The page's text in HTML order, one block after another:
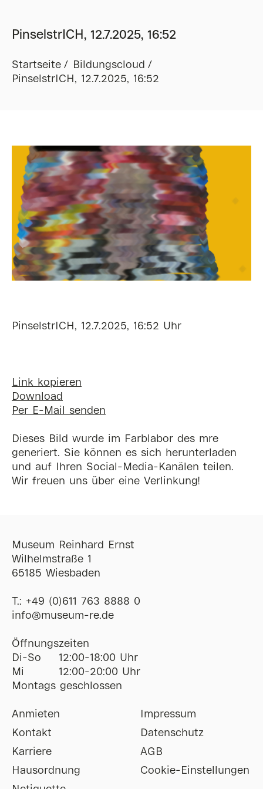
PinselstrICH, 12.7.2025, 16:52
Startseite
Bildungscloud
PinselstrICH, 12.7.2025, 16:52
PinselstrICH, 12.7.2025, 16:52 Uhr
Link kopieren
Download
Per E-Mail senden
Dieses Bild wurde im Farblabor des mre
generiert. Sie können es sich herunterladen
und auf Ihren Social-Media-Kanälen teilen.
Wir freuen uns über eine Verlinkung!
Museum Reinhard Ernst
Wilhelmstraße 1
65185 Wiesbaden
T.: +49 (0)611 763 8888 0
ofni@museum-re de
Öffnungszeiten
Di-So
12:00-18:00 Uhr
Mi
12:00-20:00 Uhr
Montags geschlossen
Anmieten
Kontakt
Karriere
Hausordnung
Impressum
Datenschutz
AGB
Cookie-Einstellungen